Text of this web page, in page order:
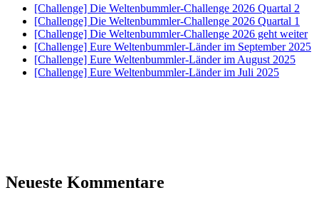
[Challenge] Die Weltenbummler-Challenge 2026 Quartal 2
[Challenge] Die Weltenbummler-Challenge 2026 Quartal 1
[Challenge] Die Weltenbummler-Challenge 2026 geht weiter
[Challenge] Eure Weltenbummler-Länder im September 2025
[Challenge] Eure Weltenbummler-Länder im August 2025
[Challenge] Eure Weltenbummler-Länder im Juli 2025
Neueste Kommentare